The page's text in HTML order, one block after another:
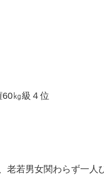
㎏級４位
老若男女関わらず一